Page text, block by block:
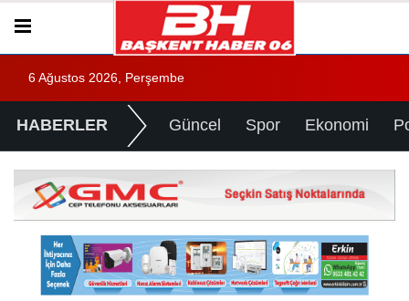
6 Ağustos 2026, Perşembe
HABERLER Güncel Spor Ekonomi